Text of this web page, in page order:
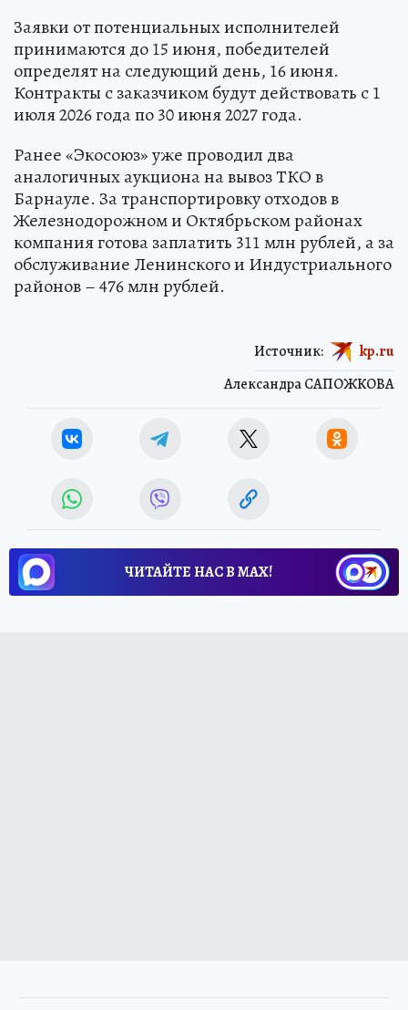
Заявки от потенциальных исполнителей
принимаются до 15 июня, победителей
определят на следующий день, 16 июня.
Контракты с заказчиком будут действовать с 1
июля 2026 года по 30 июня 2027 года.
Ранее «Экосоюз» уже проводил два
аналогичных аукциона на вывоз ТКО в
Барнауле. За транспортировку отходов в
Железнодорожном и Октябрьском районах
компания готова заплатить 311 млн рублей, а за
обслуживание Ленинского и Индустриального
районов – 476 млн рублей.
Александра САПОЖКОВА
Источник: kp.ru
ЧИТАЙТЕ НАС В МАХ!